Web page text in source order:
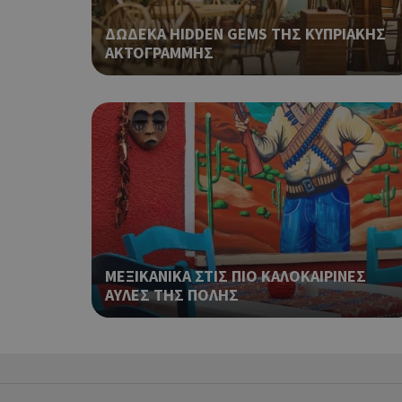
ΔΩΔΕΚΑ HIDDEN GEMS ΤΗΣ ΚΥΠΡΙΑΚΗΣ
ΑΚΤΟΓΡΑΜΜΗΣ
ΜΕΞΙΚΑΝΙΚΑ ΣΤΙΣ ΠΙΟ ΚΑΛΟΚΑΙΡΙΝΕΣ
ΑΥΛΕΣ ΤΗΣ ΠΟΛΗΣ
ShowWizLogin
ShowWizLogin